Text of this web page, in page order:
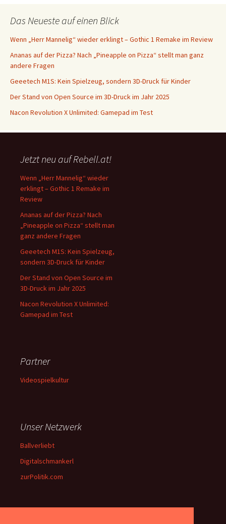
Das Neueste auf einen Blick
Wenn „Herr Mannelig“ wieder erklingt – Gothic 1 Remake im Review
Ananas auf der Pizza? Nach „Pineapple on Pizza“ stellt man ganz
andere Fragen
Geeetech M1S: Kein Spielzeug, sondern 3D-Druck für Kinder
Der Stand von Open Source im 3D-Druck im Jahr 2025
Nacon Revolution X Unlimited: Gamepad im Test
Jetzt neu auf Rebell.at!
Wenn „Herr Mannelig“ wieder
erklingt – Gothic 1 Remake im
Review
Ananas auf der Pizza? Nach
„Pineapple on Pizza“ stellt man
ganz andere Fragen
Geeetech M1S: Kein Spielzeug,
sondern 3D-Druck für Kinder
Der Stand von Open Source im
3D-Druck im Jahr 2025
Nacon Revolution X Unlimited:
Gamepad im Test
Partner
Videospielkultur
Unser Netzwerk
Ballverliebt
Digitalschmankerl
zurPolitik.com